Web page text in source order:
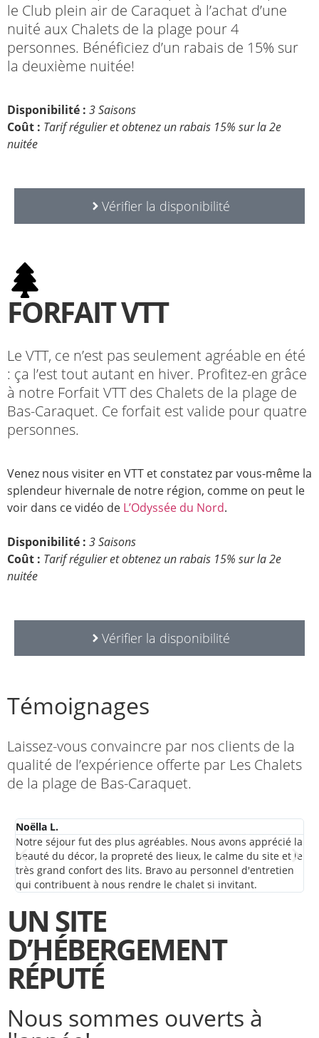
le Club plein air de Caraquet à l’achat d’une
nuité aux Chalets de la plage pour 4
personnes. Bénéficiez d’un rabais de 15% sur
la deuxième nuitée!
Disponibilité : 3 Saisons
Coût : Tarif régulier et obtenez un rabais 15% sur la 2e
nuitée
Vérifier la disponibilité
FORFAIT VTT
Le VTT, ce n’est pas seulement agréable en été
: ça l’est tout autant en hiver. Profitez-en grâce
à notre Forfait VTT des Chalets de la plage de
Bas-Caraquet. Ce forfait est valide pour quatre
personnes.
Venez nous visiter en VTT et constatez par vous-même la
splendeur hivernale de notre région, comme on peut le
voir dans ce vidéo de L’Odyssée du Nord.
Disponibilité : 3 Saisons
Coût : Tarif régulier et obtenez un rabais 15% sur la 2e
nuitée
Vérifier la disponibilité
Témoignages
Laissez-vous convaincre par nos clients de la
qualité de l’expérience offerte par Les Chalets
de la plage de Bas-Caraquet.
Noëlla L.
Notre séjour fut des plus agréables. Nous avons apprécié la
beauté du décor, la propreté des lieux, le calme du site et le
très grand confort des lits. Bravo au personnel d'entretien
qui contribuent à nous rendre le chalet si invitant.
UN SITE
D’HÉBERGEMENT
RÉPUTÉ
Nous sommes ouverts à